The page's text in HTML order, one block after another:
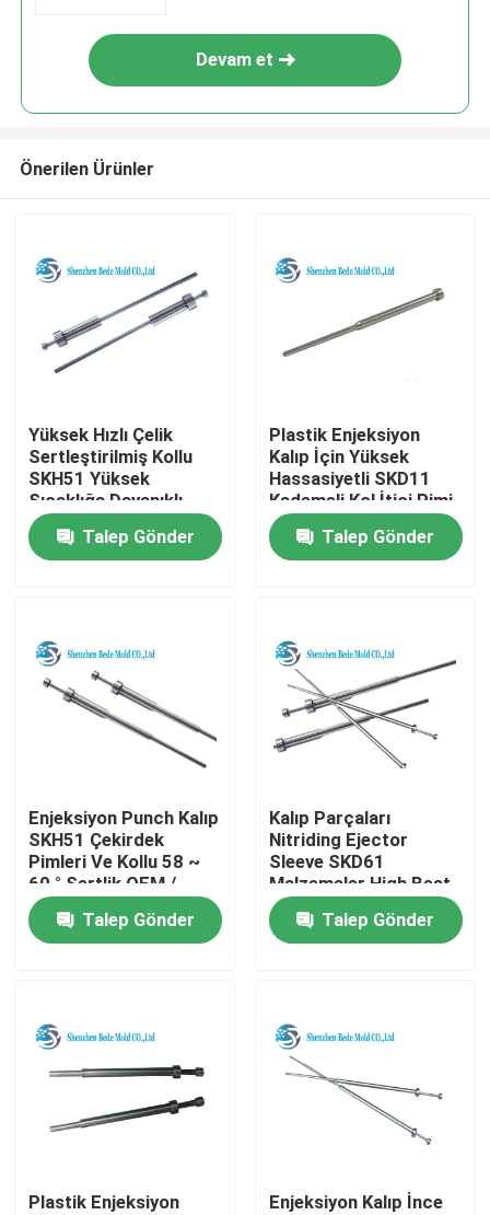
Hakkımızda
Kişiler
Hassas Kalıp Bileşenleri
Kılavuz Direk ve Burçlar
Kalıp Yayı ISO10243
Kalıp Yayı JIS B5012
omuz cıvatası
Devam et
Önerilen Ürünler
Yüksek Hızlı Çelik
Sertleştirilmiş Kollu
SKH51 Yüksek
Sıcaklığa Dayanıklı
Talep Gönder
Plastik Enjeksiyon
Kalıp İçin Yüksek
Hassasiyetli SKD11
Kademeli Kol İtici Pimi
Talep Gönder
Enjeksiyon Punch Kalıp
SKH51 Çekirdek
Pimleri Ve Kollu 58 ~
60 ° Sertlik OEM /
ODM
Talep Gönder
Kalıp Parçaları
Nitriding Ejector
Sleeve SKD61
Malzemeler High Best
Intensity Tokluk
Talep Gönder
Plastik Enjeksiyon
Enjeksiyon Kalıp İnce